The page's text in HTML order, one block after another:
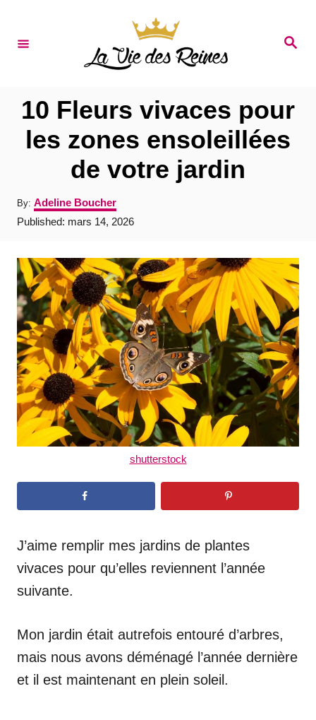
S
10 Fleurs vivaces pour
les zones ensoleillées
de votre jardin
By: A
u
t
o
r
Adeline Boucher
P
t
e
d
o
n
Published: mars 14, 2026
shutterstock
J’aime remplir mes jardins de plantes
vivaces pour qu’elles reviennent l’année
suivante.
Mon jardin était autrefois entouré d’arbres,
mais nous avons déménagé l’année dernière
et il est maintenant en plein soleil.